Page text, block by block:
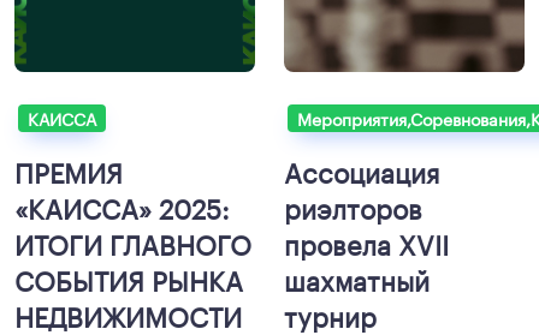
КАИССА
ПРЕМИЯ
«КАИССА» 2025:
ИТОГИ ГЛАВНОГО
СОБЫТИЯ РЫНКА
НЕДВИЖИМОСТИ
Ассоциация
риэлторов
провела XVII
шахматный
турнир